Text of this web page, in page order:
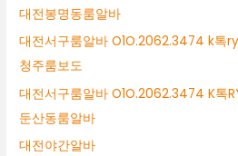
대전봉명동룸알바
대전서구룸알바 O1O.2062.3474 k톡
청주룸보도
대전서구룸알바 O1O.2062.3474 K톡
둔산동룸알바
대전야간알바